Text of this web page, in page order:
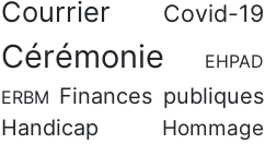
Courrier Covid-19
Cérémonie
EHPAD
ERBM Finances publiques
Handicap
Hommage